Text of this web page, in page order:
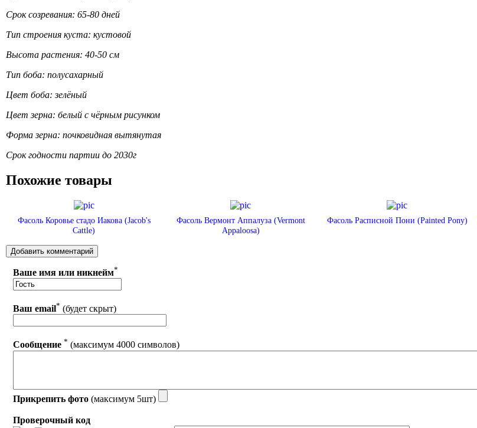
Срок созревания: 65-80 дней
Тип строения куста: кустовой
Высота растения: 40-50 см
Тип боба: полусахарный
Цвет боба: зелёный
Цвет зерна: белый с чёрным рисунком
Форма зерна: почковидная вытянутая
Срок годности партии до 2030г
Похожие товары
Фасоль Коровье стадо Иакова (Jacob's
Cattle)
Фасоль Вермонт Аппалуза (Vermont
Appaloosa)
Фасоль Расписной Пони (Painted Pony)
Ваше имя или никнейм*
Ваш email* (будет скрыт)
Сообщение * (максимум 4000 символов)
Прикрепить фото (максимум 5шт)
Проверочный код